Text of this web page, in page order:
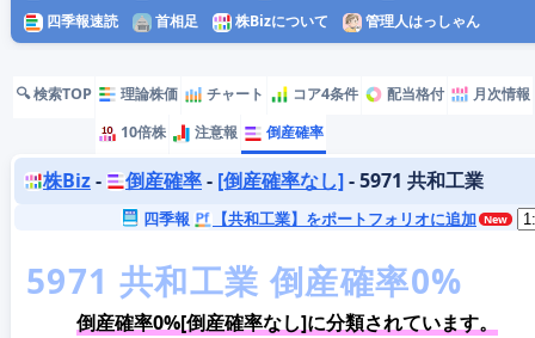
四季報速読
首相足 株Bizについて 管理人はっしゃん
🔍 検索TOP 理論株価 チャート コア4条件 配当格付
月次情報
10倍株
注意報 倒産確率
株Biz- 倒産確率- [倒産確率なし]- 5971 共和工業
四季報 【共和工業】をポートフォリオに追加
倒産確率0%[倒産確率なし]に分類されています。